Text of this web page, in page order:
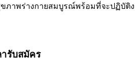
ภาพร่างกายสมบูรณ์พร้อมที่จะปฏิบัติ
รับสมัคร